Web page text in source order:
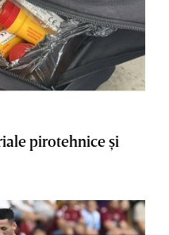
pirotehnice şi